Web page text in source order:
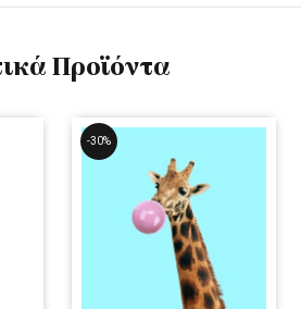
Προϊόντα
-30%